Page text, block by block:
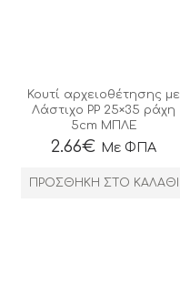
Κουτί αρχειοθέτησης με
Λάστιχο ΡΡ 25×35 ράχη
5cm ΜΠΛΕ
2.66€ Με ΦΠΑ
ΠΡΟΣΘΉΚΗ ΣΤΟ ΚΑΛΆΘΙ